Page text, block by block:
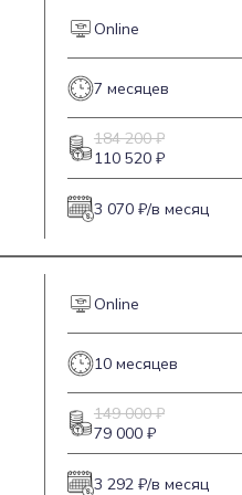
Online
7 месяцев
184 200 ₽
110 520 ₽
3 070 ₽/в месяц
Online
10 месяцев
149 000 ₽
79 000 ₽
3 292 ₽/в месяц